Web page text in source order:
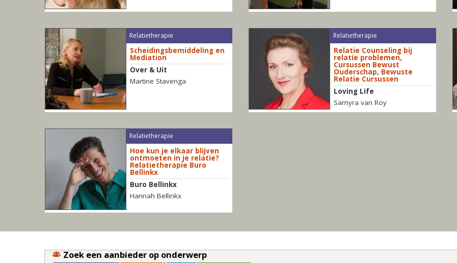
Relatietherapie
Scheidingsbemiddeling en
Mediation
Over & Uit
Martine Stavenga
Relatietherapie
Relatie Counseling bij
relatie problemen,
Cursussen Bewust
Ouderschap, Bewuste
Relatie Cursussen
Loving Life
Samyra van Roy
Relatietherapie
Hoe kun je elkaar blijven
ontmoeten in je relatie?
Relatietherapie Buro
Bellinkx
Buro Bellinkx
Hannah Bellinkx
Zoek een aanbieder op onderwerp